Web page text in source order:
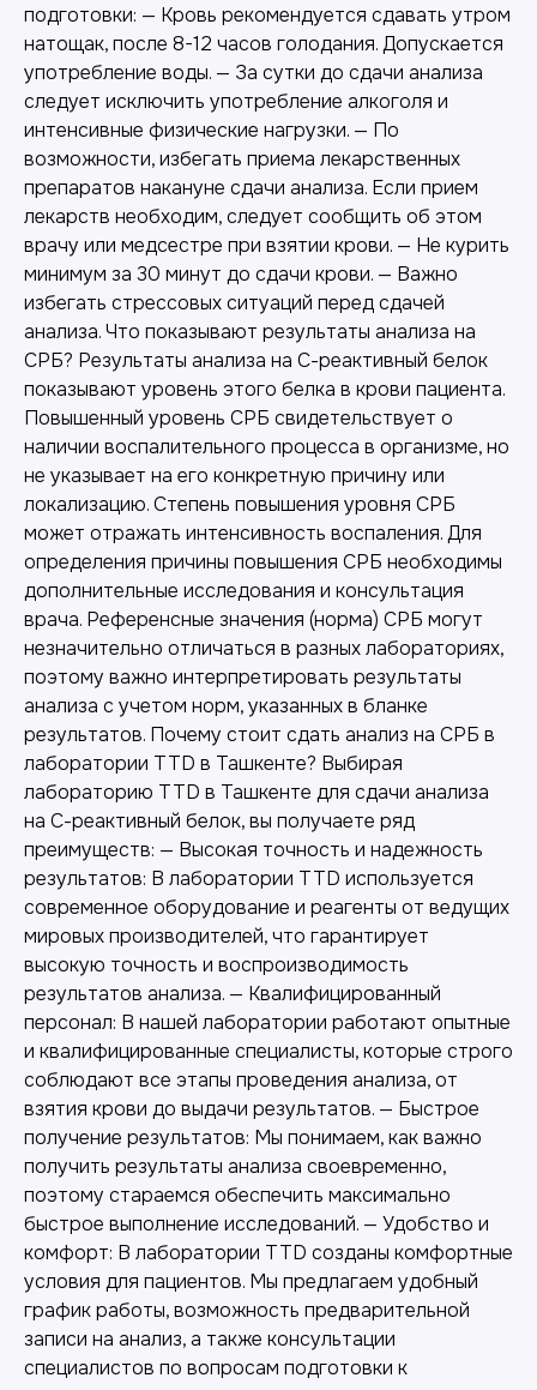
подготовки: — Кровь рекомендуется сдавать утром
натощак, после 8-12 часов голодания. Допускается
употребление воды. — За сутки до сдачи анализа
следует исключить употребление алкоголя и
интенсивные физические нагрузки. — По
возможности, избегать приема лекарственных
препаратов накануне сдачи анализа. Если прием
лекарств необходим, следует сообщить об этом
врачу или медсестре при взятии крови. — Не курить
минимум за 30 минут до сдачи крови. — Важно
избегать стрессовых ситуаций перед сдачей
анализа. Что показывают результаты анализа на
СРБ? Результаты анализа на С-реактивный белок
показывают уровень этого белка в крови пациента.
Повышенный уровень СРБ свидетельствует о
наличии воспалительного процесса в организме, но
не указывает на его конкретную причину или
локализацию. Степень повышения уровня СРБ
может отражать интенсивность воспаления. Для
определения причины повышения СРБ необходимы
дополнительные исследования и консультация
врача. Референсные значения (норма) СРБ могут
незначительно отличаться в разных лабораториях,
поэтому важно интерпретировать результаты
анализа с учетом норм, указанных в бланке
результатов. Почему стоит сдать анализ на СРБ в
лаборатории TTD в Ташкенте? Выбирая
лабораторию TTD в Ташкенте для сдачи анализа
на С-реактивный белок, вы получаете ряд
преимуществ: — Высокая точность и надежность
результатов: В лаборатории TTD используется
современное оборудование и реагенты от ведущих
мировых производителей, что гарантирует
высокую точность и воспроизводимость
результатов анализа. — Квалифицированный
персонал: В нашей лаборатории работают опытные
и квалифицированные специалисты, которые строго
соблюдают все этапы проведения анализа, от
взятия крови до выдачи результатов. — Быстрое
получение результатов: Мы понимаем, как важно
получить результаты анализа своевременно,
поэтому стараемся обеспечить максимально
быстрое выполнение исследований. — Удобство и
комфорт: В лаборатории TTD созданы комфортные
условия для пациентов. Мы предлагаем удобный
график работы, возможность предварительной
записи на анализ, а также консультации
специалистов по вопросам подготовки к
Другие наши услуги